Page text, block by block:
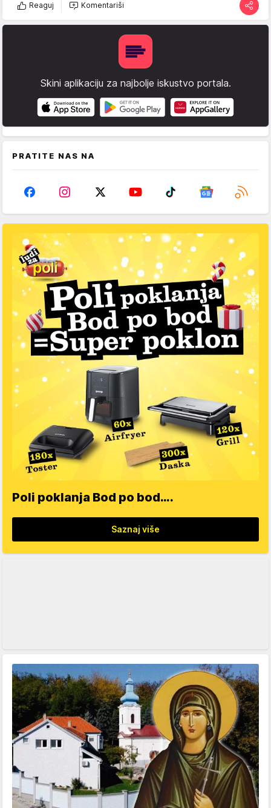
Reaguj Komentariši
Skini aplikaciju za najbolje iskustvo portala.
PRATITE NAS NA
Poli poklanja Bod po bod….
Saznaj više